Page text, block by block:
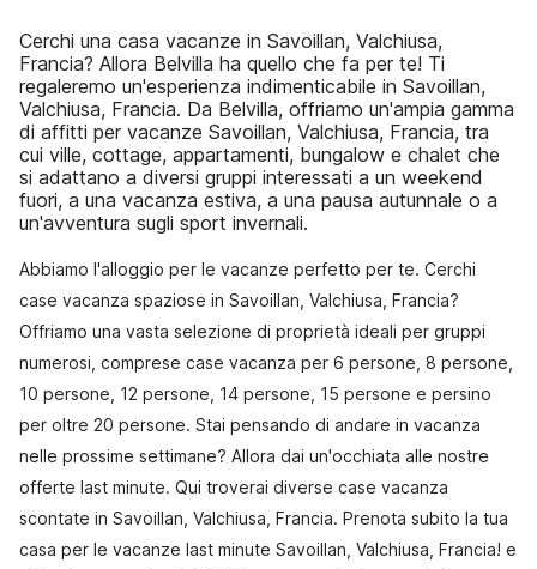
Cerchi una casa vacanze in Savoillan, Valchiusa,
Francia? Allora Belvilla ha quello che fa per te! Ti
regaleremo un'esperienza indimenticabile in Savoillan,
Valchiusa, Francia. Da Belvilla, offriamo un'ampia gamma
di affitti per vacanze Savoillan, Valchiusa, Francia, tra
cui ville, cottage, appartamenti, bungalow e chalet che
si adattano a diversi gruppi interessati a un weekend
fuori, a una vacanza estiva, a una pausa autunnale o a
un'avventura sugli sport invernali.
Abbiamo l'alloggio per le vacanze perfetto per te. Cerchi
case vacanza spaziose in Savoillan, Valchiusa, Francia?
Offriamo una vasta selezione di proprietà ideali per gruppi
numerosi, comprese case vacanza per 6 persone, 8 persone,
10 persone, 12 persone, 14 persone, 15 persone e persino
per oltre 20 persone. Stai pensando di andare in vacanza
nelle prossime settimane? Allora dai un'occhiata alle nostre
offerte last minute. Qui troverai diverse case vacanza
scontate in Savoillan, Valchiusa, Francia. Prenota subito la tua
casa per le vacanze last minute Savoillan, Valchiusa, Francia! e